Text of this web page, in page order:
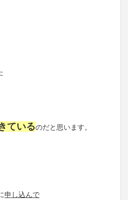
ているのだと思います。
申し込んで